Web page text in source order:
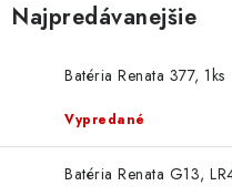
DOMÁCNOSŤ
ELEKTROINŠTALAČNÝ
Najpredávanejšie
Batéria Renata 377, 1ks
Vypredané
Batéria Renata G13,